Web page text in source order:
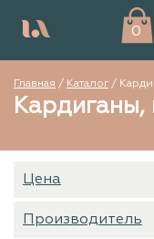
0
Главная / Каталог/
Кардиганы,
Цена
Производитель